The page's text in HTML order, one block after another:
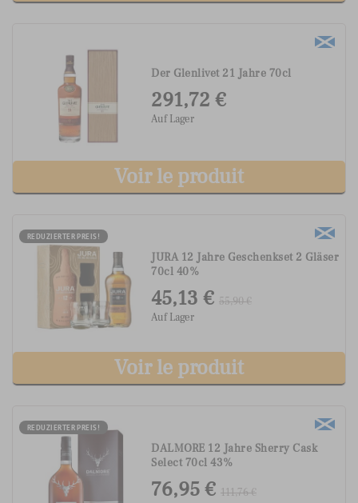
Der Glenlivet 21 Jahre 70cl
291,72 €
Auf Lager
Voir le produit
REDUZIERTER PREIS!
JURA 12 Jahre Geschenkset 2 Gläser
70cl 40%
45,13 € 55,90 €
Auf Lager
Voir le produit
REDUZIERTER PREIS!
DALMORE 12 Jahre Sherry Cask
Select 70cl 43%
76,95 € 111,76 €